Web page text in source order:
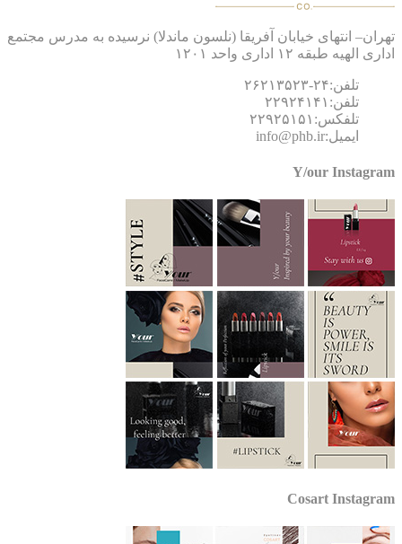
انتهای خیابان آفریقا (نلسون ماندلا) نرسیده به مدرس مجتمع
الهیه طبقه ۱۲ اداری واحد ۱۲۰۱
تلفن:۲۴-۲۶۲۱۳۵۲۳
تلفن:۲۲۹۲۴۱۴۱
تلفکس:۲۲۹۲۵۱۵۱
ایمیل:info@phb.ir
Y/our
Cosart